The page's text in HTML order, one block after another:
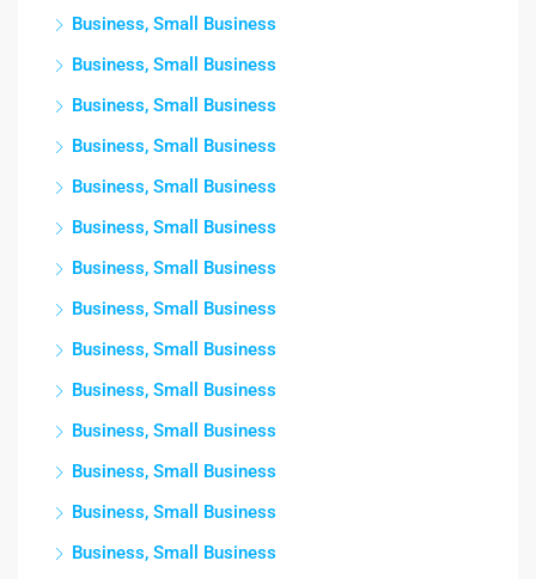
Business, Small Business
Business, Small Business
Business, Small Business
Business, Small Business
Business, Small Business
Business, Small Business
Business, Small Business
Business, Small Business
Business, Small Business
Business, Small Business
Business, Small Business
Business, Small Business
Business, Small Business
Business, Small Business